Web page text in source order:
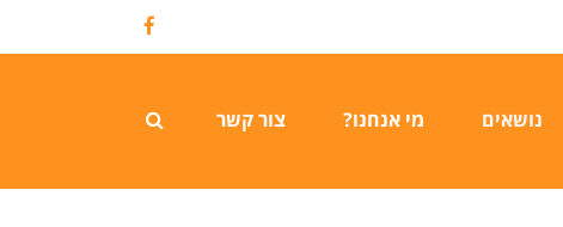
Facebook
נושאים מי אנחנו? צור קשר